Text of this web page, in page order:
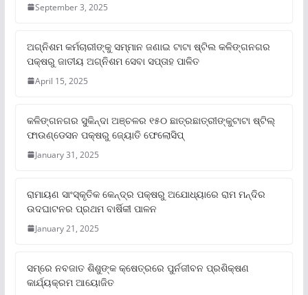
September 3, 2025
ଅଗ୍ନିଶମ କର୍ମଚାରୀଙ୍କୁ ସମ୍ମାନ ଜଣାଇ ଟାଟା ଷ୍ଟିଲ କଳିଙ୍ଗନଗର
ପକ୍ଷରୁ ଜାତୀୟ ଅଗ୍ନିଶମ ସେବା ସପ୍ତାହ ପାଳିତ
April 15, 2025
କଳିଙ୍ଗନଗର ସୁକିନ୍ଦା ଅଞ୍ଚଳର ୧୫୦ ଛାତ୍ରଛାତ୍ରୀଙ୍କୁଟାଟା ଷ୍ଟିଲ୍
ଫାଉଣ୍ଡେସନ ପକ୍ଷରୁ ଜ୍ୟୋତି ଫେଲୋସିପ୍‌
January 31, 2025
ରାମାୟଣ ସାଂସ୍କୃତିକ କେନ୍ଦ୍ର ପକ୍ଷରୁ ଅଯୋଧ୍ୟାରେ ରାମ ମନ୍ଦିର
ଉଦଘାଟନର ପ୍ରଥମ ବାର୍ଷିକୀ ପାଳନ
January 21, 2025
ସମ୍‌ରେ ନବଜାତ ଶିଶୁଙ୍କ କ୍ଷେତ୍ରରେ ପୁର୍ନଜୀବନ ପ୍ରଶିକ୍ଷଣ
କାର୍ଯ୍ୟକ୍ରମ ଆୟୋଜିତ